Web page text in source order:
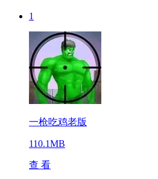
1
一枪吃鸡老版
110.1MB
查 看